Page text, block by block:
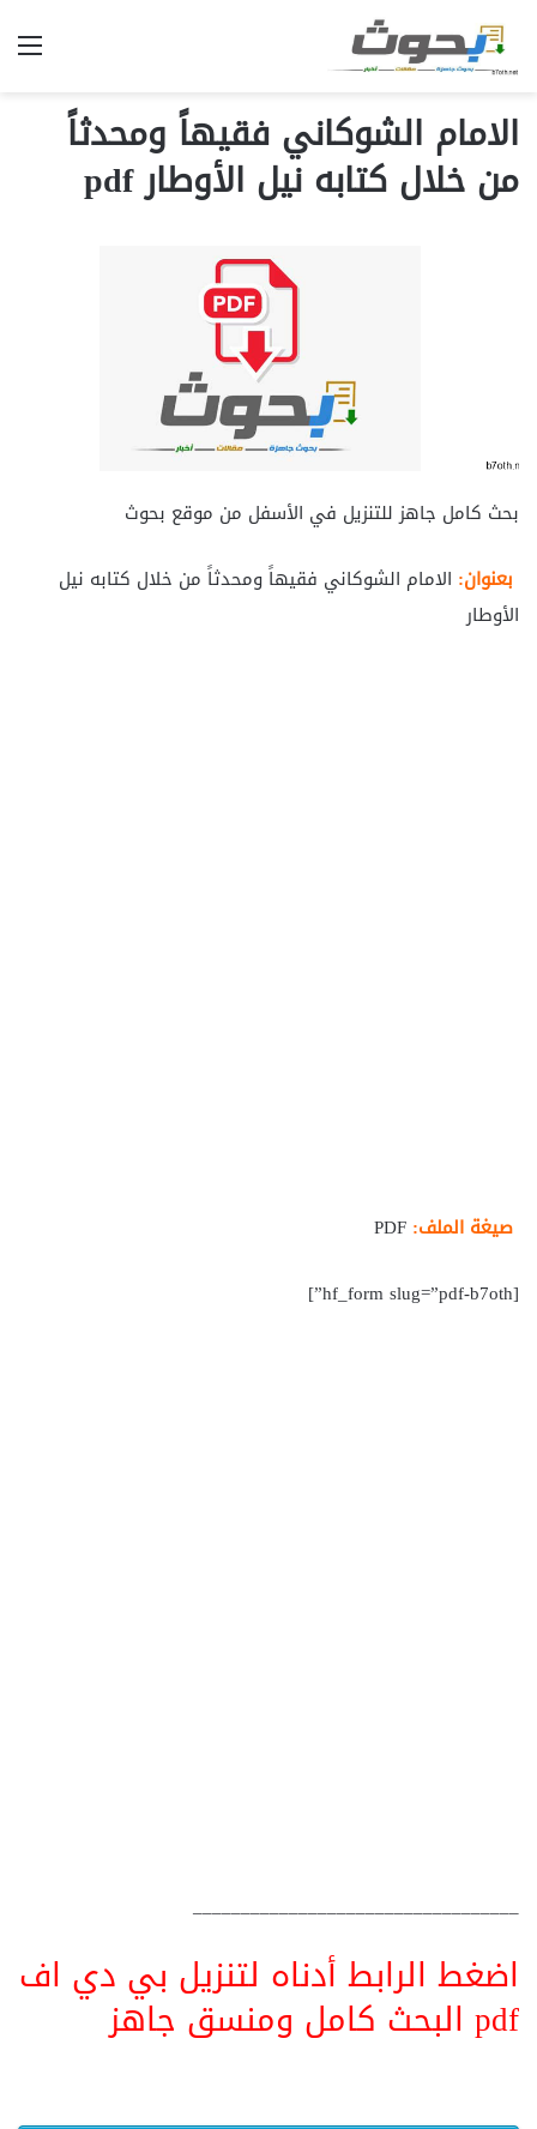
الامام الشوكاني فقيهاً ومحدثاً
من خلال كتابه نيل الأوطار pdf
بحث كامل جاهز للتنزيل في الأسفل من موقع بحوث
بعنوان: الامام الشوكاني فقيهاً ومحدثاً من خلال كتابه نيل
الأوطار
صيغة الملف:
[hf_form slug=”pdf-b7oth”]
__________________________________
اضغط الرابط أدناه لتنزيل بي دي اف
pdf البحث كامل ومنسق جاهز